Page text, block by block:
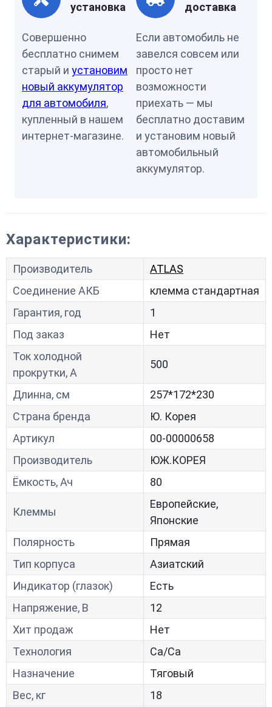
установка
Совершенно
бесплатно снимем
старый и установим
новый аккумулятор
для автомобиля,
купленный в нашем
интернет-магазине.
доставка
Если автомобиль не
завелся совсем или
просто нет
возможности
приехать — мы
бесплатно доставим
и установим новый
автомобильный
аккумулятор.
Характеристики:
Производитель
ATLAS
Соединение АКБ
клемма стандартная
Гарантия, год
1
Под заказ
Нет
Ток холодной
прокрутки, A
500
Длинна, см
257*172*230
Страна бренда
Ю. Корея
Артикул
00-00000658
Производитель
ЮЖ.КОРЕЯ
Ёмкость, Ач
80
Клеммы
Европейские,
Японские
Полярность
Прямая
Тип корпуса
Азиатский
Индикатор (глазок)
Есть
Напряжение, В
12
Хит продаж
Нет
Технология
Са/Са
Назначение
Тяговый
Вес, кг
18